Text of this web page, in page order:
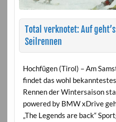
Total verknotet: Auf
Seilrennen
Hochfügen (Tirol) – Am
findet das wohl
Rennen der Wintersaison
powered by BMW xDrive
„The Legends are back“